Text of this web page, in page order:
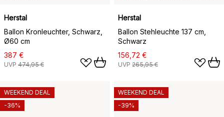
Herstal
Ballon Kronleuchter, Schwarz,
Ø60 cm
387 €
UVP 474,95 €
Herstal
Ballon Stehleuchte 137 cm,
Schwarz
156,72 €
UVP 265,95 €
WEEKEND DEAL
-36%
WEEKEND DEAL
-39%